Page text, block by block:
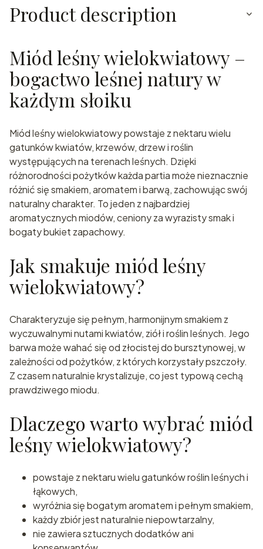
Product description
Miód leśny wielokwiatowy –
bogactwo leśnej natury w
każdym słoiku
Miód leśny wielokwiatowy powstaje z nektaru wielu
gatunków kwiatów, krzewów, drzew i roślin
występujących na terenach leśnych. Dzięki
różnorodności pożytków każda partia może nieznacznie
różnić się smakiem, aromatem i barwą, zachowując swój
naturalny charakter. To jeden z najbardziej
aromatycznych miodów, ceniony za wyrazisty smak i
bogaty bukiet zapachowy.
Jak smakuje miód leśny
wielokwiatowy?
Charakteryzuje się pełnym, harmonijnym smakiem z
wyczuwalnymi nutami kwiatów, ziół i roślin leśnych. Jego
barwa może wahać się od złocistej do bursztynowej, w
zależności od pożytków, z których korzystały pszczoły.
Z czasem naturalnie krystalizuje, co jest typową cechą
prawdziwego miodu.
Dlaczego warto wybrać miód
leśny wielokwiatowy?
powstaje z nektaru wielu gatunków roślin leśnych i
łąkowych,
wyróżnia się bogatym aromatem i pełnym smakiem,
każdy zbiór jest naturalnie niepowtarzalny,
nie zawiera sztucznych dodatków ani